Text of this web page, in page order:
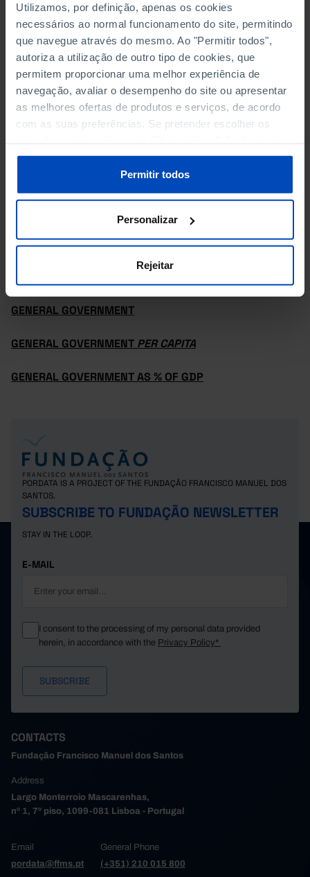
Utilizamos, por definição, apenas os cookies
necessários ao normal funcionamento do site, permitindo
que navegue através do mesmo. Ao "Permitir todos",
autoriza a utilização de outro tipo de cookies, que
permitem proporcionar uma melhor experiência de
navegação, avaliar o desempenho do site ou apresentar
as melhores ofertas de produtos e serviços, de acordo
com as suas preferências. Se pretender escolher os
sobre cookies através da gestão de preferências ou da
Política de Cookies.
Permitir todos
Personalizar
Rejeitar
TOURISM
TRANSPORT
EXPENDITURE
BY TYPE OF FUNDING AGENT
BY TYPE OF PROVIDER
CURRENTPER CAPITA
GENERAL GOVERNMENT
GENERAL GOVERNMENT PER CAPITA
GENERAL GOVERNMENT AS % OF GDP
PORDATA IS A PROJECT OF THE FUNDAÇÃO FRANCISCO MANUEL DOS
SANTOS.
SUBSCRIBE TO FUNDAÇÃO NEWSLETTER
STAY IN THE LOOP.
E-MAIL
I consent to the processing of my personal data provided
herein, in accordance with the Privacy Policy*
CONTACTS
Fundação Francisco Manuel dos Santos
Address
Largo Monterroio Mascarenhas,
nº 1, 7º piso, 1099-081 Lisboa - Portugal
Email
pordata@ffms.pt
General Phone
(+351) 210 015 800